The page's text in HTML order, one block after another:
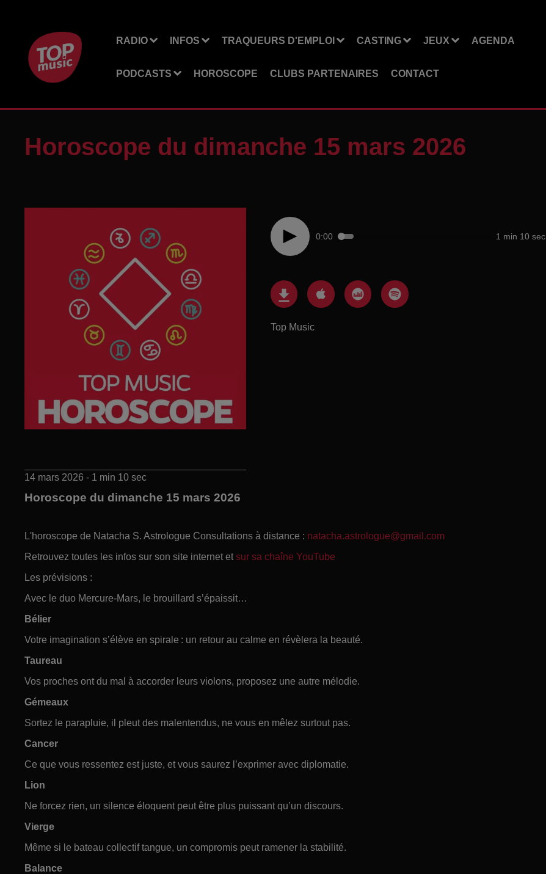
RADIO INFOS TRAQUEURS D'EMPLOI CASTING JEUX AGENDA
PODCASTS HOROSCOPE CLUBS PARTENAIRES CONTACT
Horoscope du dimanche 15 mars 2026
0:00 1 min 10 sec
Top Music
14 mars 2026 - 1 min 10 sec
Horoscope du dimanche 15 mars 2026
L'horoscope de Natacha S. Astrologue Consultations à distance : natacha.astrologue@gmail.com
Retrouvez toutes les infos sur son site internet et sur sa chaîne YouTube
Les prévisions :
Avec le duo Mercure-Mars, le brouillard s’épaissit…
Bélier
Votre imagination s’élève en spirale : un retour au calme en révèlera la beauté.
Taureau
Vos proches ont du mal à accorder leurs violons, proposez une autre mélodie.
Gémeaux
Sortez le parapluie, il pleut des malentendus, ne vous en mêlez surtout pas.
Cancer
Ce que vous ressentez est juste, et vous saurez l’exprimer avec diplomatie.
Lion
Ne forcez rien, un silence éloquent peut être plus puissant qu’un discours.
Vierge
Même si le bateau collectif tangue, un compromis peut ramener la stabilité.
Balance